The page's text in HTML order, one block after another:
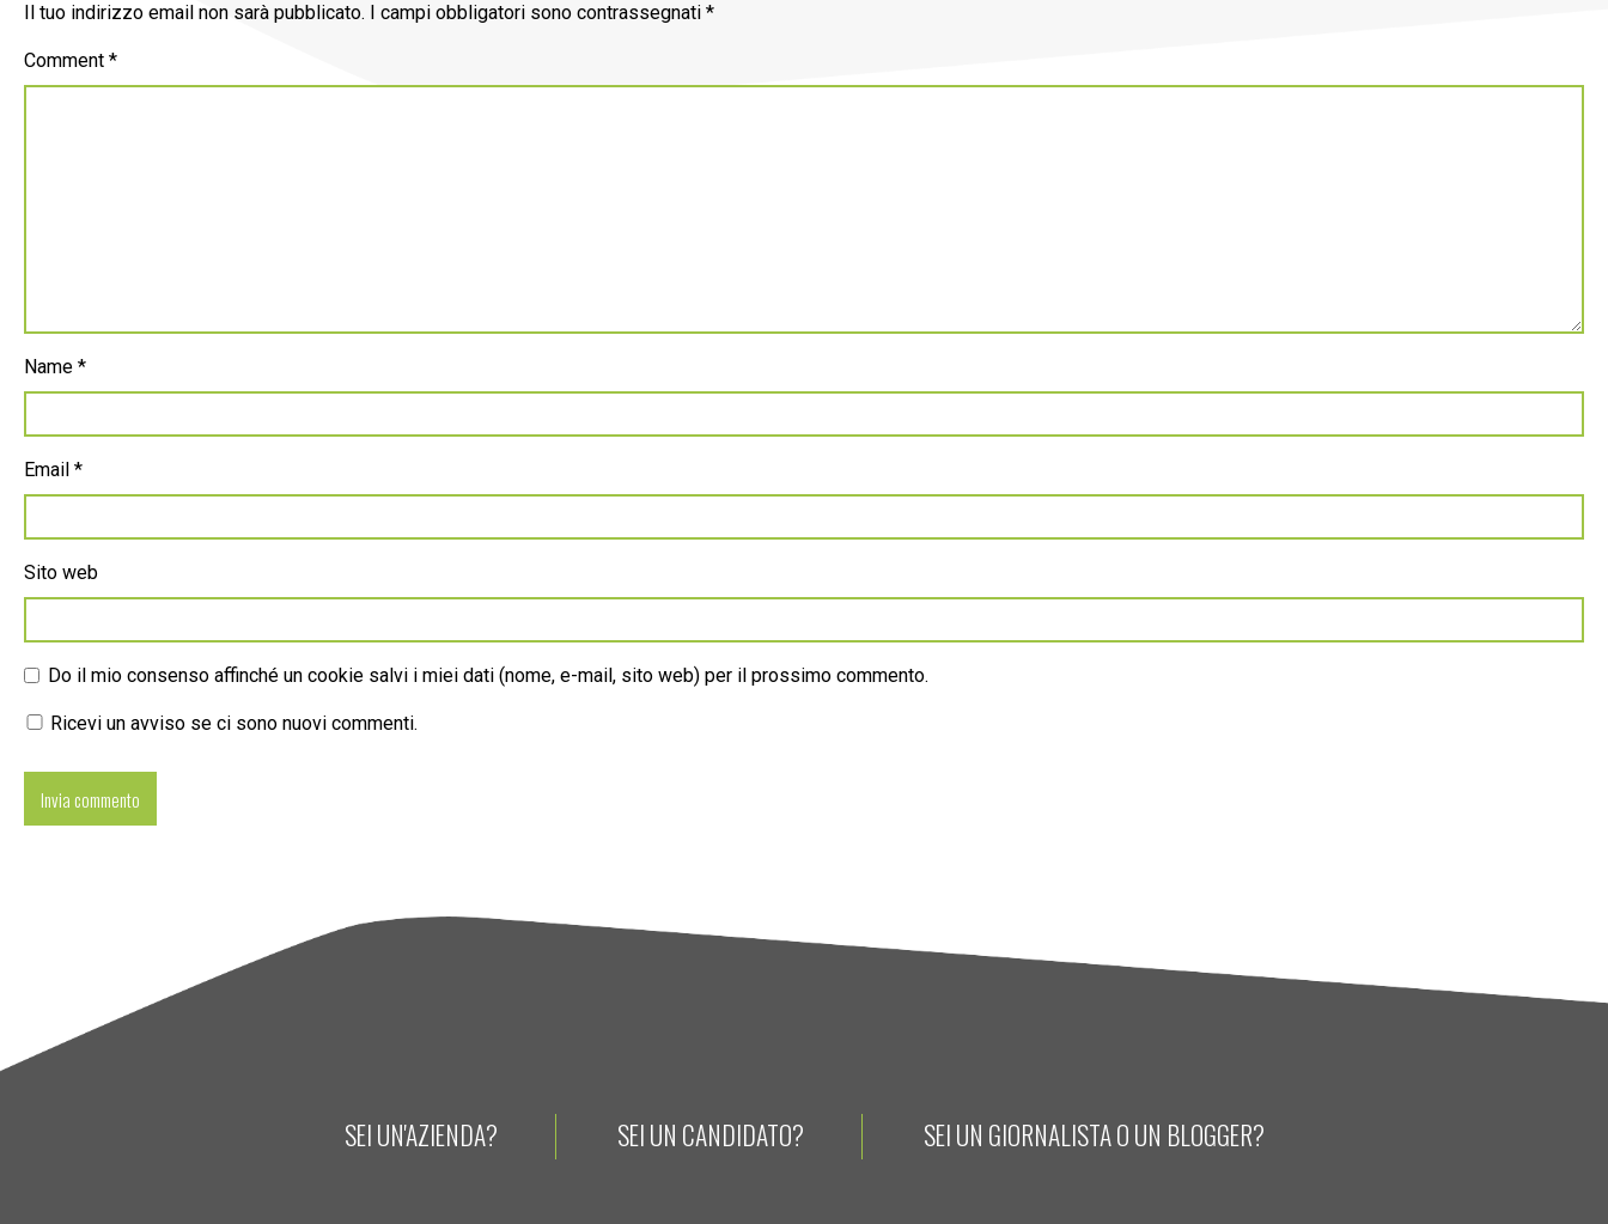
Il tuo indirizzo email non sarà pubblicato. I campi obbligatori sono contrassegnati *
Comment *
Name *
Email *
Sito web
Do il mio consenso affinché un cookie salvi i miei dati (nome, e-mail, sito web) per il prossimo commento.
Ricevi un avviso se ci sono nuovi commenti.
SEI UN'AZIENDA? SEI UN CANDIDATO? SEI UN GIORNALISTA O UN BLOGGER?